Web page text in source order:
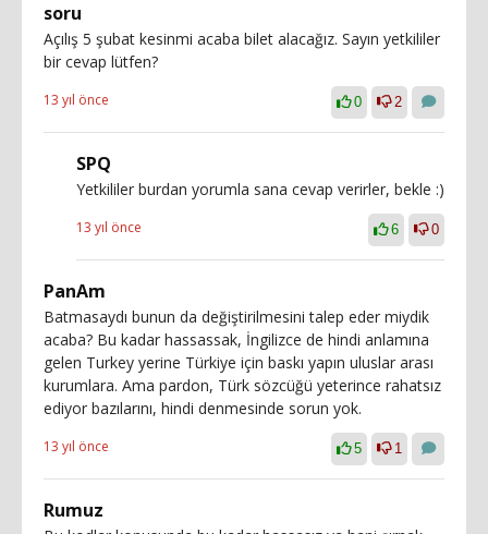
soru
Açılış 5 şubat kesinmi acaba bilet alacağız. Sayın yetkililer
bir cevap lütfen?
13 yıl önce 0 2
SPQ
Yetkililer burdan yorumla sana cevap verirler, bekle :)
13 yıl önce 6 0
PanAm
Batmasaydı bunun da değiştirilmesini talep eder miydik
acaba? Bu kadar hassassak, İngilizce de hindi anlamına
gelen Turkey yerine Türkiye için baskı yapın uluslar arası
kurumlara. Ama pardon, Türk sözcüğü yeterince rahatsız
ediyor bazılarını, hindi denmesinde sorun yok.
13 yıl önce 5 1
Rumuz